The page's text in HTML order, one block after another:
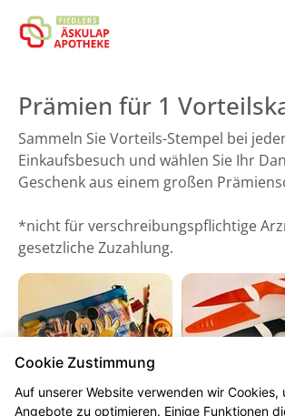
Prämien für 1
Sammeln Sie Vorteils-Stempel bei
Einkaufsbesuch und wählen Sie Ihr
Geschenk aus einem großen
*nicht für verschreibungspflichtige
gesetzliche Zuzahlung.
Mäppchen
Messer
Cookie Zustimmung
Auf unserer Website verwenden wir Cookies,
Angebote zu optimieren. Einige Funktionen